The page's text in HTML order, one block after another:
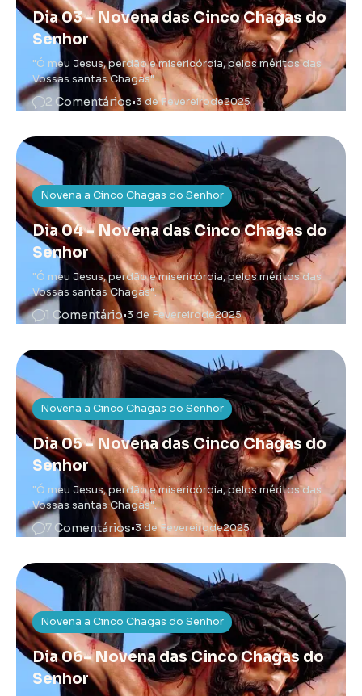
Dia 03 - Novena das Cinco Chagas do
Senhor
"Ó meu Jesus, perdão e misericórdia, pelos méritos das
Vossas santas Chagas".
2 Comentários•3 de Fevereirode2025
Novena a Cinco Chagas do Senhor
Dia 04 - Novena das Cinco Chagas do
Senhor
"Ó meu Jesus, perdão e misericórdia, pelos méritos das
Vossas santas Chagas".
1 Comentário•3 de Fevereirode2025
Novena a Cinco Chagas do Senhor
Dia 05 - Novena das Cinco Chagas do
Senhor
"Ó meu Jesus, perdão e misericórdia, pelos méritos das
Vossas santas Chagas".
7 Comentários•3 de Fevereirode2025
Novena a Cinco Chagas do Senhor
Dia 06- Novena das Cinco Chagas do
Senhor